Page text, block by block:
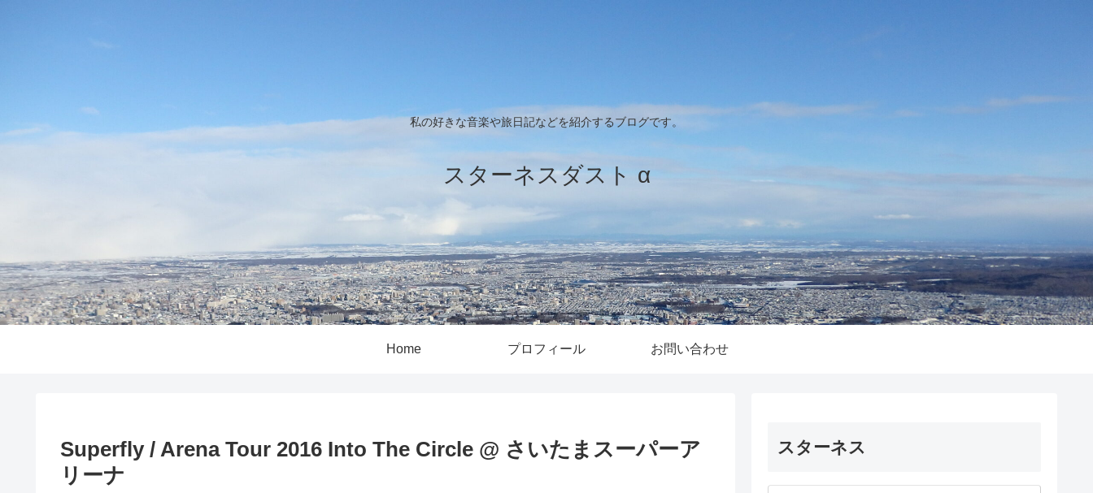
私の好きな音楽や旅日記などを紹介するブログです。
スターネスダスト α
Home プロフィール お問い合わせ
Superfly / Arena Tour 2016 Into The Circle @ さいたまスーパーア
リーナ
スターネス